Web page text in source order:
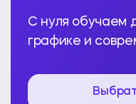
С нуля обучаем
графике и